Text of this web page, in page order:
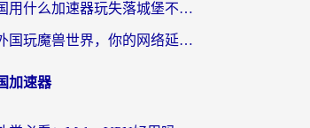
美国用什么加速器玩失落城堡不卡？海外党亲测有效的国服游戏加速指南
在外国玩魔兽世界，你的网络延迟是最大的敌人
加速器